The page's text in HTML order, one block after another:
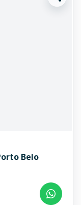
Belo